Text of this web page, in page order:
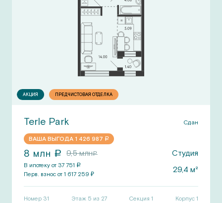
АКЦИЯ ПРЕДЧИСТОВАЯ ОТДЕЛКА
Terle Park Сдан
ВАША ВЫГОДА 1 426 987 a
8 млн a 9,5млнa Студия
В ипотеку от 37 751 a
Перв. взнос от 1 617 259 ₽ 29,4 м²
Номер 31 Этаж 5 из 27 Секция1 Корпус 1